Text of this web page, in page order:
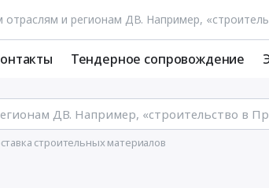
Тендерное сопровождение
строительных материалов